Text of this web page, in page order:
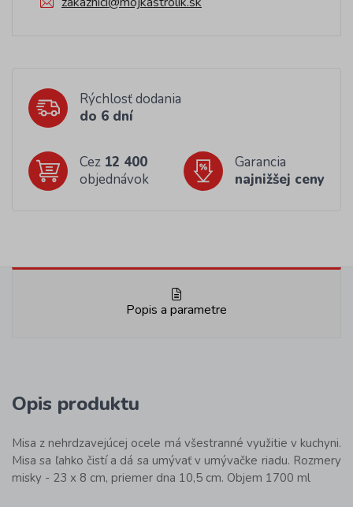
Rýchlosť dodania
do 6 dní
Cez 12 400
objednávok
Garancia
najnižšej ceny
Popis a parametre
Opis produktu
Misa z nehrdzavejúcej ocele má všestranné využitie v kuchyni.
Misa sa ľahko čistí a dá sa umývať v umývačke riadu. Rozmery
misky - 23 x 8 cm, priemer dna 10,5 cm. Objem 1700 ml